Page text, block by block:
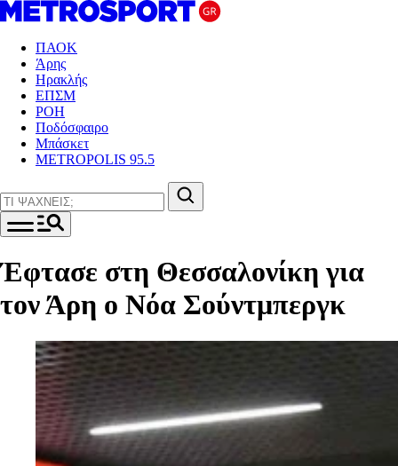
ΠΑΟΚ
Άρης
Ηρακλής
ΕΠΣΜ
ΡΟΗ
Ποδόσφαιρο
Μπάσκετ
METROPOLIS 95.5
Έφτασε στη Θεσσαλονίκη για
τον Άρη ο Νόα Σούντμπεργκ